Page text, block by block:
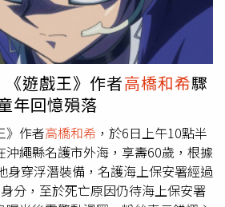
遊戲王》作者高橋和希驟
年回憶殞落
》作者高橋和希 ，於6日上午10點半
繩縣名護市外海，享壽60歲，根據
身穿浮潛裝備，名護海上保安署經過
分，至於死亡原因仍待海上保安署